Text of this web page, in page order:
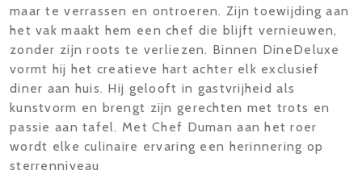
maar te verrassen en ontroeren. Zijn toewijding aan
het vak maakt hem een chef die blijft vernieuwen,
zonder zijn roots te verliezen. Binnen DineDeluxe
vormt hij het creatieve hart achter elk exclusief
diner aan huis. Hij gelooft in gastvrijheid als
kunstvorm en brengt zijn gerechten met trots en
passie aan tafel. Met Chef Duman aan het roer
wordt elke culinaire ervaring een herinnering op
sterrenniveau